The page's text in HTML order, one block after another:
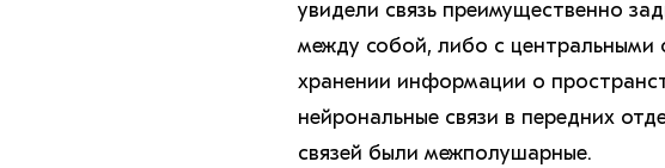
увидели связь преимущественно
между собой, либо с
хранении информации о
нейрональные связи в передних
связей были межполушарные.